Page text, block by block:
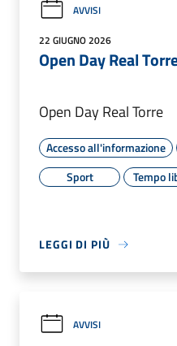
AVVISI
22 GIUGNO 2026
Open Day Real
Open Day Real Torre
Accesso all'informazione
Sport
Tempo
LEGGI DI PIÙ
AVVISI